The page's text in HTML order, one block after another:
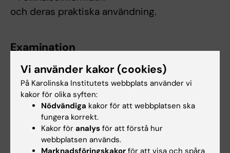
och deras praktiska användning.
Examination
Examinationen består av två individuella
inlämningsuppgifter. Varje individuell
inlämningsuppgift bedöms med A-F.
Ett obligatoriskt grupparbete är för att
fördjupa sig i ett specifikt ämne i kursen.
Grupparbetet bedöms genom en muntlig
Vi använder kakor (cookies)
På Karolinska Institutets webbplats använder vi
kakor för olika syften:
Nödvändiga kakor för att webbplatsen ska
fungera korrekt.
Kakor för analys för att förstå hur
webbplatsen används.
Marknadsföringskakor för att visa och spåra